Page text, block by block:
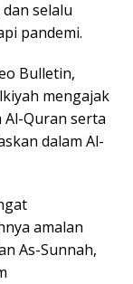
selalu
pandemi.
Bulletin,
mengajak
Al-Quran serta
dalam Al-
amalan
As-Sunnah,